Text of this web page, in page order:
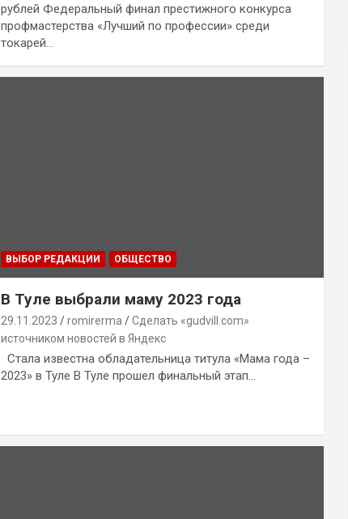
рублей Федеральный финал престижного конкурса
профмастерства «Лучший по профессии» среди
токарей…
ВЫБОР РЕДАКЦИИ ОБЩЕСТВО
В Туле выбрали маму 2023 года
29.11.2023 romirerma
Сделать «gudvill.com»
источником новостей в Яндекс
Стала известна обладательница титула «Мама года –
2023» в Туле В Туле прошел финальный этап…